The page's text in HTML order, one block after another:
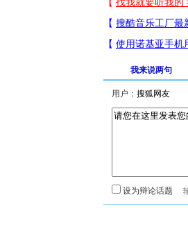
我来说两句
用户：
设为辩论话题